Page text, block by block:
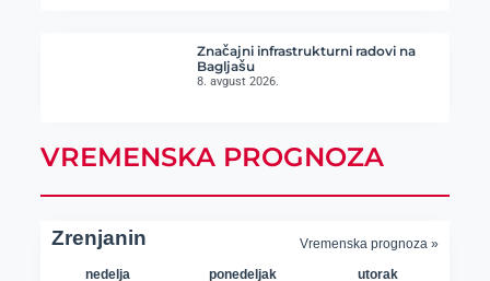
Značajni infrastrukturni radovi na
Bagljašu
8. avgust 2026.
VREMENSKA PROGNOZA